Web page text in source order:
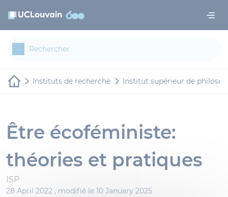
Instituts de recherche Institut supérieur de
Être écoféministe:
théories et pratiques
ISP
28 April 2022 , modifié le 10 January 2025